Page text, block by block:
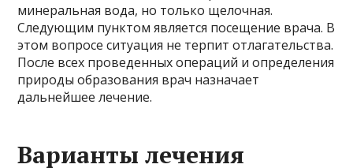
минеральная вода, но только щелочная.
Следующим пунктом является посещение врача. В
этом вопросе ситуация не терпит отлагательства.
После всех проведенных операций и определения
природы образования врач назначает
дальнейшее лечение.
Варианты лечения